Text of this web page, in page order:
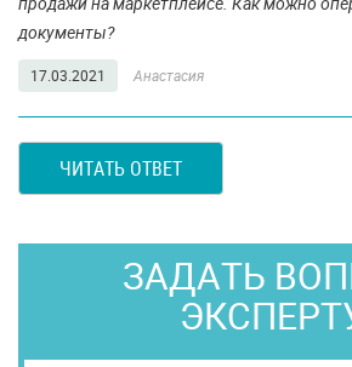
документы?
17.03.2021 Анастасия
ЧИТАТЬ ОТВЕТ
ЗАДАТЬ